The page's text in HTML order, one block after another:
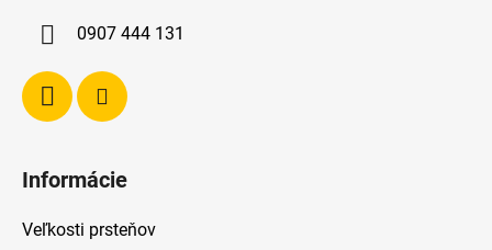
0907 444 131
Informácie
Veľkosti prsteňov